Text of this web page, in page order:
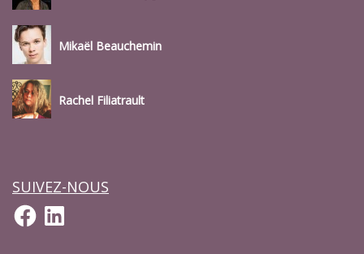
Mikaël Beauchemin
Rachel Filiatrault
SUIVEZ-NOUS
Facebook
LinkedIn